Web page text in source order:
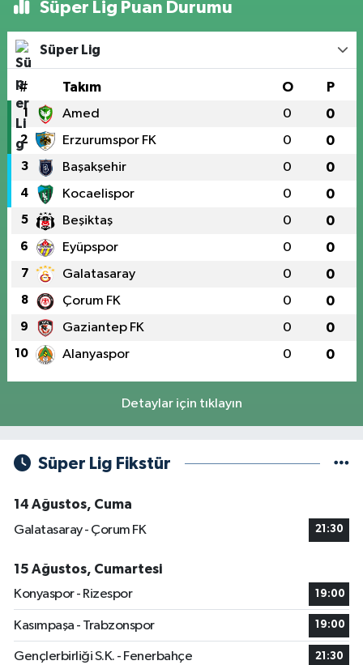
Süper Lig Puan Durumu
Süper Lig
# Takım O P
1 Amed 0 0
2 Erzurumspor FK 0 0
3 Başakşehir 0 0
4 Kocaelispor 0 0
5 Beşiktaş 0 0
6 Eyüpspor 0 0
7 Galatasaray 0 0
8 Çorum FK 0 0
9 Gaziantep FK 0 0
10 Alanyaspor 0 0
Detaylar için tıklayın
Süper Lig Fikstür
14 Ağustos, Cuma
Galatasaray - Çorum FK
21:30
15 Ağustos, Cumartesi
Konyaspor - Rizespor
19:00
Kasımpaşa - Trabzonspor 19:00
Gençlerbirliği S.K. - Fenerbahçe 21:30